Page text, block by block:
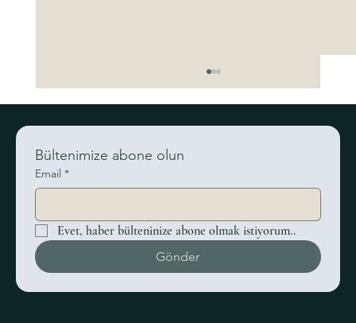
Düğün Davetiyesi Modelleri ve Davetiyede
Trend Modeller
Bültenimize abone olun
Email *
Evet, haber bülteninize abone olmak istiyorum..
Gönder